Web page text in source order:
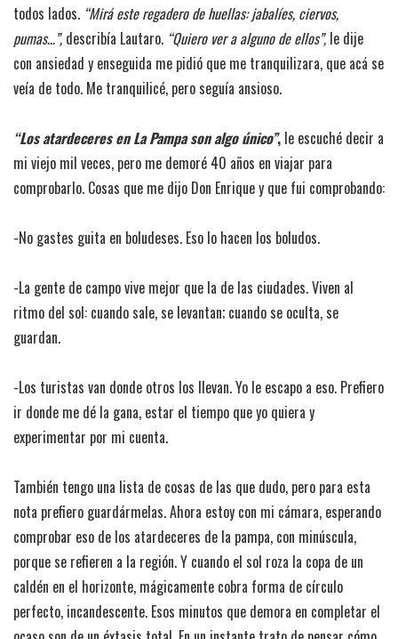
todos lados. “Mirá este regadero de huellas: jabalíes, ciervos,
pumas…”, describía Lautaro. “Quiero ver a alguno de ellos”, le dije
con ansiedad y enseguida me pidió que me tranquilizara, que acá se
veía de todo. Me tranquilicé, pero seguía ansioso.
“Los atardeceres en La Pampa son algo único”, le escuché decir a
mi viejo mil veces, pero me demoré 40 años en viajar para
comprobarlo. Cosas que me dijo Don Enrique y que fui comprobando:
-No gastes guita en boludeses. Eso lo hacen los boludos.
-La gente de campo vive mejor que la de las ciudades. Viven al
ritmo del sol: cuando sale, se levantan; cuando se oculta, se
guardan.
-Los turistas van donde otros los llevan. Yo le escapo a eso. Prefiero
ir donde me dé la gana, estar el tiempo que yo quiera y
experimentar por mi cuenta.
También tengo una lista de cosas de las que dudo, pero para esta
nota prefiero guardármelas. Ahora estoy con mi cámara, esperando
comprobar eso de los atardeceres de la pampa, con minúscula,
porque se refieren a la región. Y cuando el sol roza la copa de un
caldén en el horizonte, mágicamente cobra forma de círculo
perfecto, incandescente. Esos minutos que demora en completar el